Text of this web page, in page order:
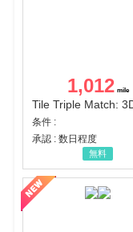
1,012
条件 :
承認 : 数日程度
無料